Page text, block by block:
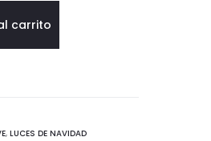
carrito
, LUCES DE NAVIDAD